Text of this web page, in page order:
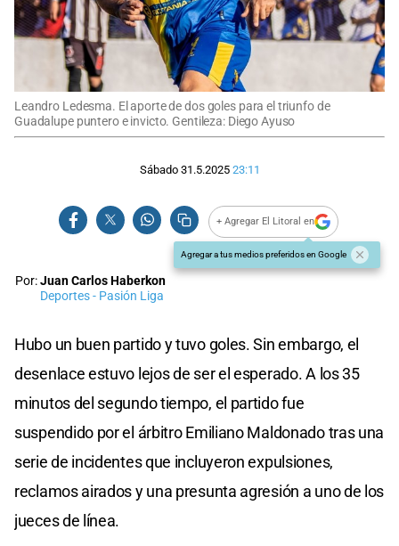
Leandro Ledesma. El aporte de dos goles para el triunfo de
Guadalupe puntero e invicto. Gentileza: Diego Ayuso
Sábado 31.5.2025 23:11
+ Agregar El Litoral en
Agregar a tus medios preferidos en Google
Por:Juan Carlos Haberkon
Deportes - Pasión Liga
Hubo un buen partido y tuvo goles. Sin embargo, el
desenlace estuvo lejos de ser el esperado. A los 35
minutos del segundo tiempo, el partido fue
suspendido por el árbitro Emiliano Maldonado tras una
serie de incidentes que incluyeron expulsiones,
reclamos airados y una presunta agresión a uno de los
jueces de línea.